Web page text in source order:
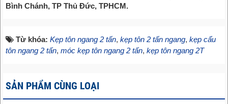
Bình Chánh, TP Thủ Đức, TPHCM.
Từ khóa: Kẹp tôn ngang 2 tấn, kẹp tôn 2 tấn ngang, kẹp cẩu
tôn ngang 2 tấn, móc kẹp tôn ngang 2 tấn, kẹp tôn ngang 2T
SẢN PHẨM CÙNG LOẠI